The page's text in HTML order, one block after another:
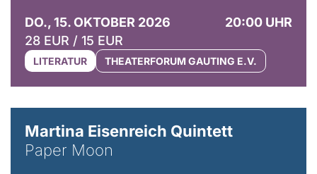
DO., 15. OKTOBER 2026
20:00 UHR
28 EUR / 15 EUR
LITERATUR THEATERFORUM GAUTING E.V.
Martina Eisenreich Quintett
Paper Moon